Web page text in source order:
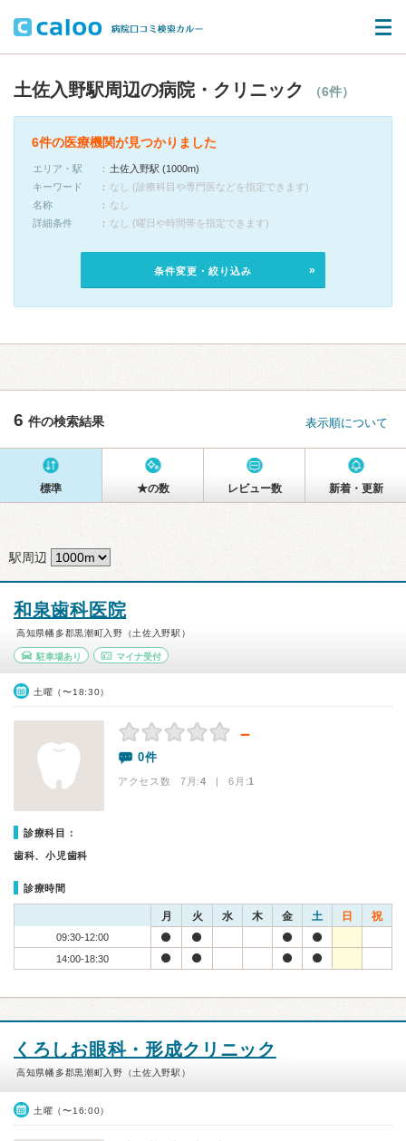
土佐入野駅周辺の病院・クリニック （6件）
6件の医療機関が見つかりました
エリア・駅
土佐入野駅 (1000m)
キーワード
なし (診療科目や専門医などを指定できます)
名称
なし
詳細条件
なし (曜日や時間帯を指定できます)
条件変更・絞り込み
6 件の検索結果 表示順について
標準 ★の数 レビュー数 新着・更新
駅周辺
和泉歯科医院
高知県幡多郡黒潮町入野（土佐入野駅）
駐車場あり マイナ受付
土曜（〜18:30）
－
0件
アクセス数 7月:4 | 6月:1
診療科目：
歯科、小児歯科
診療時間
月 火 水 木 金 土 日 祝
09:30-12:00
14:00-18:30
くろしお眼科・形成クリニック
高知県幡多郡黒潮町入野（土佐入野駅）
土曜（〜16:00）